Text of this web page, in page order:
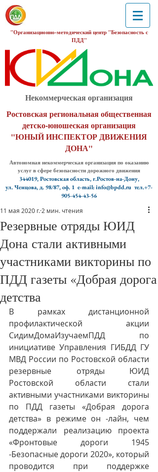
"Организационно-методический центр "Безопасность с
ПДД"
Некоммерческая организация
Ростовская региональная общественная
детско-юношеская организация
"ЮНЫЙ ИНСПЕКТОР ДВИЖЕНИЯ
ДОНА"
Автономная некоммерческая организация по оказанию
услуг в сфере безопасности дорожного движения
344019, Ростовская область, г.Ростов-на-Дону,
ул. Ченцова, д. 98/87, оф. 1 e-mail: info@bpdd.ru тел.+7-
905-454-43-56
Резервные отряды ЮИД
Дона стали активными
участниками викторины по
ПДД газеты «Добрая дорога
детства
11 мая 2020 г. 2 мин. чтения
В рамках дистанционной
профилактической акции
СидимДомаИзучаемПДД по
инициативе Управления ГИБДД ГУ
МВД России по Ростовской области
резервные отряды ЮИД
Ростовской области стали
активными участниками викторины
по ПДД газеты «Добрая дорога
детства» в режиме он -лайн, чем
поддержали реализацию проекта
«Фронтовые дороги 1945
-Безопасные дороги 2020», который
проводится при поддержке